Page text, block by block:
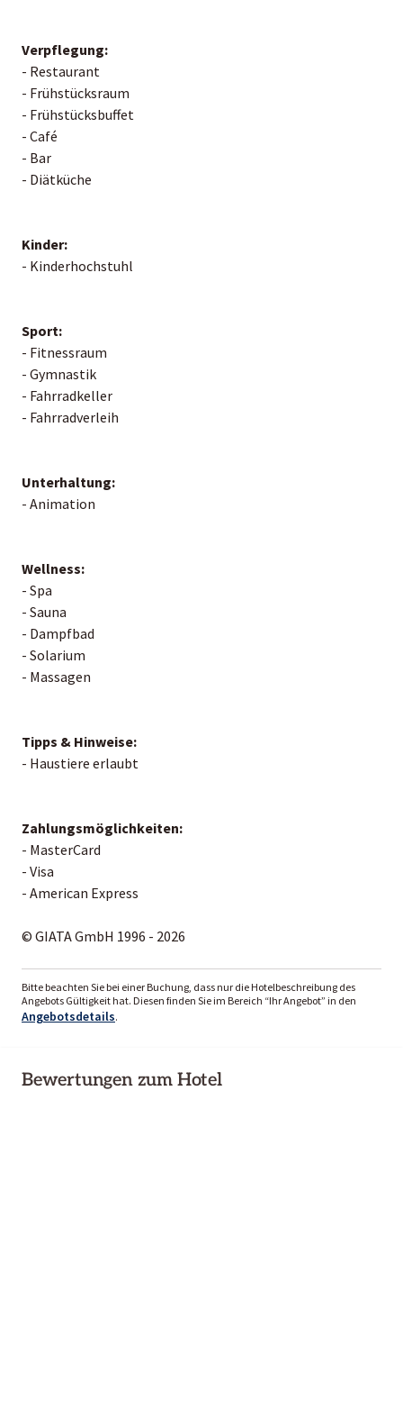
Verpflegung:
- Restaurant
- Frühstücksraum
- Frühstücksbuffet
- Café
- Bar
- Diätküche
Kinder:
- Kinderhochstuhl
Sport:
- Fitnessraum
- Gymnastik
- Fahrradkeller
- Fahrradverleih
Unterhaltung:
- Animation
Wellness:
- Spa
- Sauna
- Dampfbad
- Solarium
- Massagen
Tipps & Hinweise:
- Haustiere erlaubt
Zahlungsmöglichkeiten:
- MasterCard
- Visa
- American Express
© GIATA GmbH 1996 - 2026
Bitte beachten Sie bei einer Buchung, dass nur die Hotelbeschreibung des
Angebots Gültigkeit hat. Diesen finden Sie im Bereich “Ihr Angebot” in den
Angebotsdetails.
Bewertungen zum Hotel